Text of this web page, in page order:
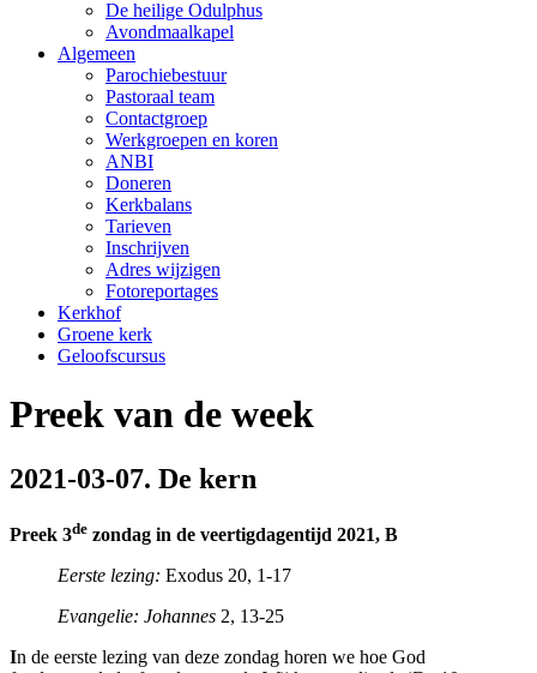
De heilige Odulphus
Avondmaalkapel
Algemeen
Parochiebestuur
Pastoraal team
Contactgroep
Werkgroepen en koren
ANBI
Doneren
Kerkbalans
Tarieven
Inschrijven
Adres wijzigen
Fotoreportages
Kerkhof
Groene kerk
Geloofscursus
Preek van de week
2021-03-07. De kern
Preek 3de zondag in de veertigdagentijd 2021, B
Eerste lezing: Exodus 20, 1-17
Evangelie: Johannes 2, 13-25
In de eerste lezing van deze zondag horen we hoe God